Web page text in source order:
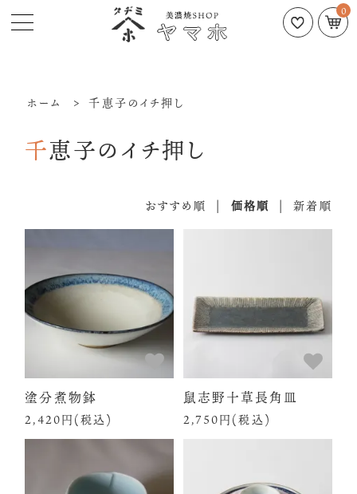
0
ホーム > 千恵子のイチ押し
千恵子のイチ押し
おすすめ順 | 価格順 |新着順
塗分煮物鉢
2,420円(税込)
鼠志野十草長角皿
2,750円(税込)